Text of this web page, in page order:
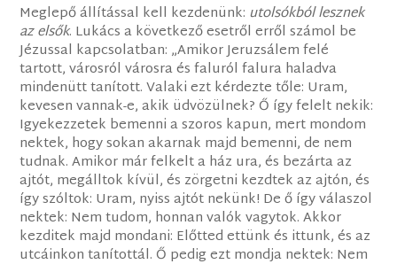
Meglepő állítással kell kezdenünk: utolsókból lesznek
az elsők. Lukács a következő esetről erről számol be
Jézussal kapcsolatban: „Amikor Jeruzsálem felé
tartott, városról városra és faluról falura haladva
mindenütt tanított. Valaki ezt kérdezte tőle: Uram,
kevesen vannak-e, akik üdvözülnek? Ő így felelt nekik:
Igyekezzetek bemenni a szoros kapun, mert mondom
nektek, hogy sokan akarnak majd bemenni, de nem
tudnak. Amikor már felkelt a ház ura, és bezárta az
ajtót, megálltok kívül, és zörgetni kezdtek az ajtón, és
így szóltok: Uram, nyiss ajtót nekünk! De ő így válaszol
nektek: Nem tudom, honnan valók vagytok. Akkor
kezditek majd mondani: Előtted ettünk és ittunk, és az
utcáinkon tanítottál. Ő pedig ezt mondja nektek: Nem